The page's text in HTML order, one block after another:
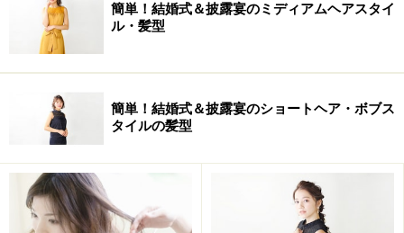
簡単！結婚式＆披露宴のミディアムヘアスタイ
ル・髪型
簡単！結婚式＆披露宴のショートヘア・ボブス
タイルの髪型